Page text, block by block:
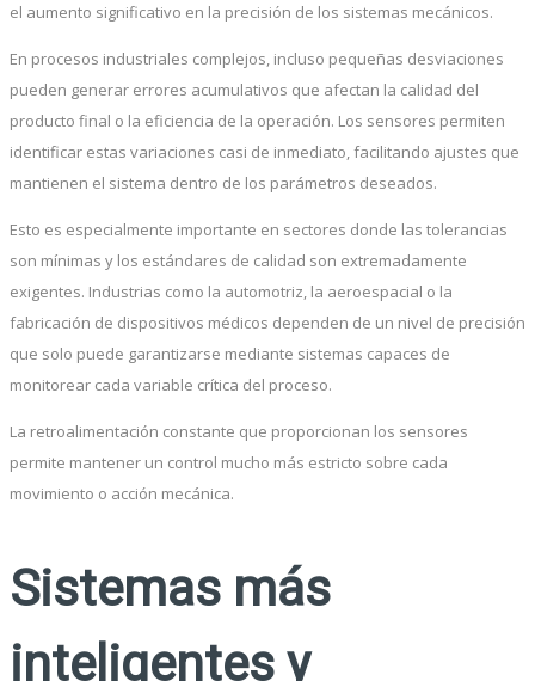
el aumento significativo en la precisión de los sistemas mecánicos.
En procesos industriales complejos, incluso pequeñas desviaciones
pueden generar errores acumulativos que afectan la calidad del
producto final o la eficiencia de la operación. Los sensores permiten
identificar estas variaciones casi de inmediato, facilitando ajustes que
mantienen el sistema dentro de los parámetros deseados.
Esto es especialmente importante en sectores donde las tolerancias
son mínimas y los estándares de calidad son extremadamente
exigentes. Industrias como la automotriz, la aeroespacial o la
fabricación de dispositivos médicos dependen de un nivel de precisión
que solo puede garantizarse mediante sistemas capaces de
monitorear cada variable crítica del proceso.
La retroalimentación constante que proporcionan los sensores
permite mantener un control mucho más estricto sobre cada
movimiento o acción mecánica.
Sistemas más
inteligentes y